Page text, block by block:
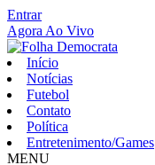
Entrar
Agora Ao Vivo
Início
Notícias
Futebol
Contato
Política
Entretenimento/Games
MENU